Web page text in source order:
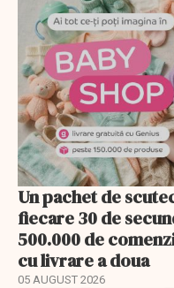
Un pachet de
fiecare 30 de
500.000 de
cu livrare a doua
05 AUGUST 2026